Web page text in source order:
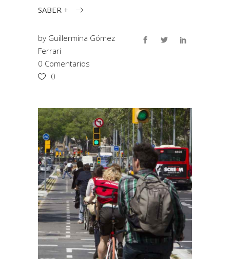
SABER +
by Guillermina Gómez
Ferrari
0 Comentarios
0